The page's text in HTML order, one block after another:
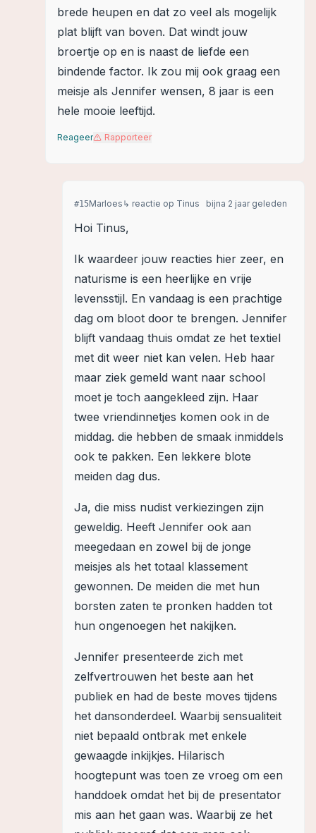
brede heupen en dat zo veel als mogelijk
plat blijft van boven. Dat windt jouw
broertje op en is naast de liefde een
bindende factor. Ik zou mij ook graag een
meisje als Jennifer wensen, 8 jaar is een
hele mooie leeftijd.
Reageer Rapporteer
#15Marloes ↳ reactie op Tinus bijna 2 jaar geleden
Hoi Tinus,
Ik waardeer jouw reacties hier zeer, en
naturisme is een heerlijke en vrije
levensstijl. En vandaag is een prachtige
dag om bloot door te brengen. Jennifer
blijft vandaag thuis omdat ze het textiel
met dit weer niet kan velen. Heb haar
maar ziek gemeld want naar school
moet je toch aangekleed zijn. Haar
twee vriendinnetjes komen ook in de
middag. die hebben de smaak inmiddels
ook te pakken. Een lekkere blote
meiden dag dus.
Ja, die miss nudist verkiezingen zijn
geweldig. Heeft Jennifer ook aan
meegedaan en zowel bij de jonge
meisjes als het totaal klassement
gewonnen. De meiden die met hun
borsten zaten te pronken hadden tot
hun ongenoegen het nakijken.
Jennifer presenteerde zich met
zelfvertrouwen het beste aan het
publiek en had de beste moves tijdens
het dansonderdeel. Waarbij sensualiteit
niet bepaald ontbrak met enkele
gewaagde inkijkjes. Hilarisch
hoogtepunt was toen ze vroeg om een
handdoek omdat het bij de presentator
mis aan het gaan was. Waarbij ze het